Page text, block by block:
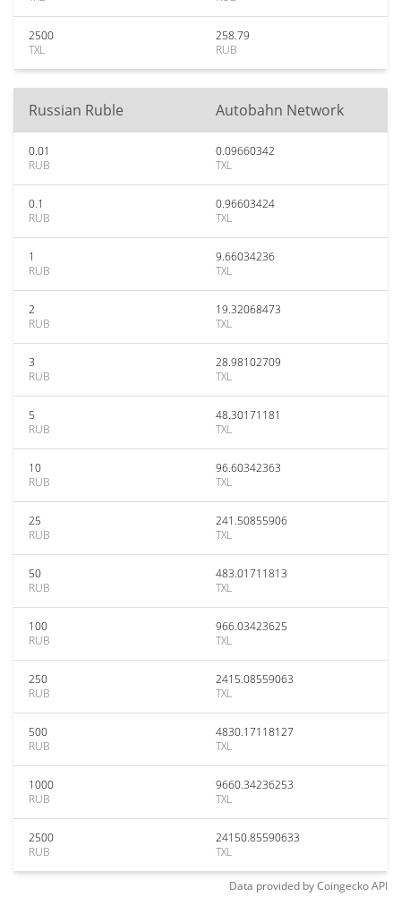
2500
TXL
258.79
RUB
Russian Ruble Autobahn Network
0.01
RUB
0.09660342
TXL
0.1
RUB
0.96603424
TXL
1
RUB
9.66034236
TXL
2
RUB
19.32068473
TXL
3
RUB
28.98102709
TXL
5
RUB
48.30171181
TXL
10
RUB
96.60342363
TXL
25
RUB
241.50855906
TXL
50
RUB
483.01711813
TXL
100
RUB
966.03423625
TXL
250
RUB
2415.08559063
TXL
500
RUB
4830.17118127
TXL
1000
RUB
9660.34236253
TXL
2500
RUB
24150.85590633
TXL
Data provided byCoingeckoAPI